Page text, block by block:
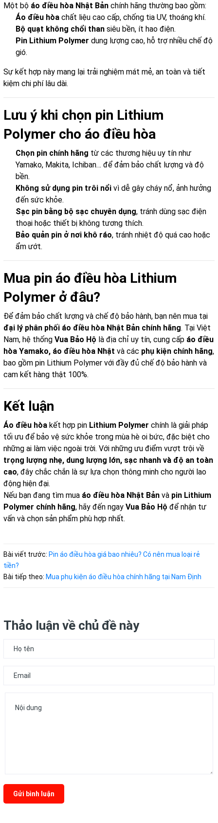
Một bộ áo điều hòa Nhật Bản chính hãng thường bao gồm:
Áo điều hòa chất liệu cao cấp, chống tia UV, thoáng khí.
Bộ quạt không chổi than siêu bền, ít hao điện.
Pin Lithium Polymer dung lượng cao, hỗ trợ nhiều chế độ
gió.
Sự kết hợp này mang lại trải nghiệm mát mẻ, an toàn và tiết
kiệm chi phí lâu dài.
Lưu ý khi chọn pin Lithium
Polymer cho áo điều hòa
Chọn pin chính hãng từ các thương hiệu uy tín như
Yamako, Makita, Ichiban… để đảm bảo chất lượng và độ
bền.
Không sử dụng pin trôi nổi vì dễ gây cháy nổ, ảnh hưởng
đến sức khỏe.
Sạc pin bằng bộ sạc chuyên dụng, tránh dùng sạc điện
thoại hoặc thiết bị không tương thích.
Bảo quản pin ở nơi khô ráo, tránh nhiệt độ quá cao hoặc
ẩm ướt.
Mua pin áo điều hòa Lithium
Polymer ở đâu?
Để đảm bảo chất lượng và chế độ bảo hành, bạn nên mua tại
đại lý phân phối áo điều hòa Nhật Bản chính hãng. Tại Việt
Nam, hệ thống Vua Bảo Hộ là địa chỉ uy tín, cung cấp áo điều
hòa Yamako, áo điều hòa Nhật và các phụ kiện chính hãng,
bao gồm pin Lithium Polymer với đầy đủ chế độ bảo hành và
cam kết hàng thật 100%.
Kết luận
Áo điều hòa kết hợp pin Lithium Polymer chính là giải pháp
tối ưu để bảo vệ sức khỏe trong mùa hè oi bức, đặc biệt cho
những ai làm việc ngoài trời. Với những ưu điểm vượt trội về
trọng lượng nhẹ, dung lượng lớn, sạc nhanh và độ an toàn
cao, đây chắc chắn là sự lựa chọn thông minh cho người lao
động hiện đại.
Nếu bạn đang tìm mua áo điều hòa Nhật Bản và pin Lithium
Polymer chính hãng, hãy đến ngay Vua Bảo Hộ để nhận tư
vấn và chọn sản phẩm phù hợp nhất.
Bài viết trước: Pin áo điều hòa giá bao nhiêu? Có nên mua loại rẻ
tiền?
Bài tiếp theo: Mua phụ kiện áo điều hòa chính hãng tại Nam Định
Thảo luận về chủ đề này
Gửi bình luận